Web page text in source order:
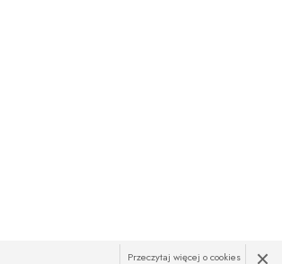
×
Przeczytaj więcej o cookies